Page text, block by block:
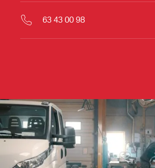
63 43 00 98